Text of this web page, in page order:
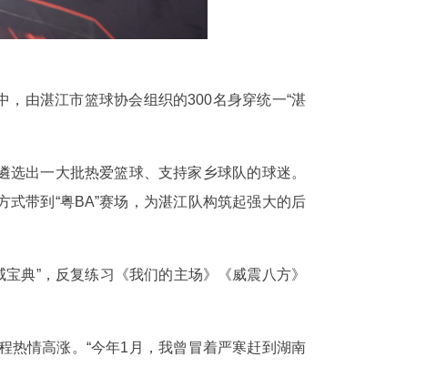
，由湛江市篮球协会组织的300名身穿统一“湛
选出一大批热爱篮球、支持家乡球队的球迷。
带到“粤BA”赛场，为湛江队构筑起强大的后
典”，反复练习《我们的主场》《威震八方》
热情高涨。“今年1月，我曾冒着严寒赶到湖南